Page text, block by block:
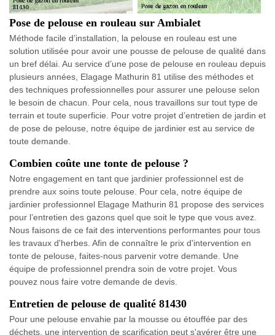
Pose de pelouse en rouleau sur Ambialet
Méthode facile d’installation, la pelouse en rouleau est une
solution utilisée pour avoir une pousse de pelouse de qualité dans
un bref délai. Au service d’une pose de pelouse en rouleau depuis
plusieurs années, Elagage Mathurin 81 utilise des méthodes et
des techniques professionnelles pour assurer une pelouse selon
le besoin de chacun. Pour cela, nous travaillons sur tout type de
terrain et toute superficie. Pour votre projet d’entretien de jardin et
de pose de pelouse, notre équipe de jardinier est au service de
toute demande.
Combien coûte une tonte de pelouse ?
Notre engagement en tant que jardinier professionnel est de
prendre aux soins toute pelouse. Pour cela, notre équipe de
jardinier professionnel Elagage Mathurin 81 propose des services
pour l’entretien des gazons quel que soit le type que vous avez.
Nous faisons de ce fait des interventions performantes pour tous
les travaux d'herbes. Afin de connaître le prix d'intervention en
tonte de pelouse, faites-nous parvenir votre demande. Une
équipe de professionnel prendra soin de votre projet. Vous
pouvez nous faire votre demande de devis.
Entretien de pelouse de qualité 81430
Pour une pelouse envahie par la mousse ou étouffée par des
déchets, une intervention de scarification peut s'avérer être une